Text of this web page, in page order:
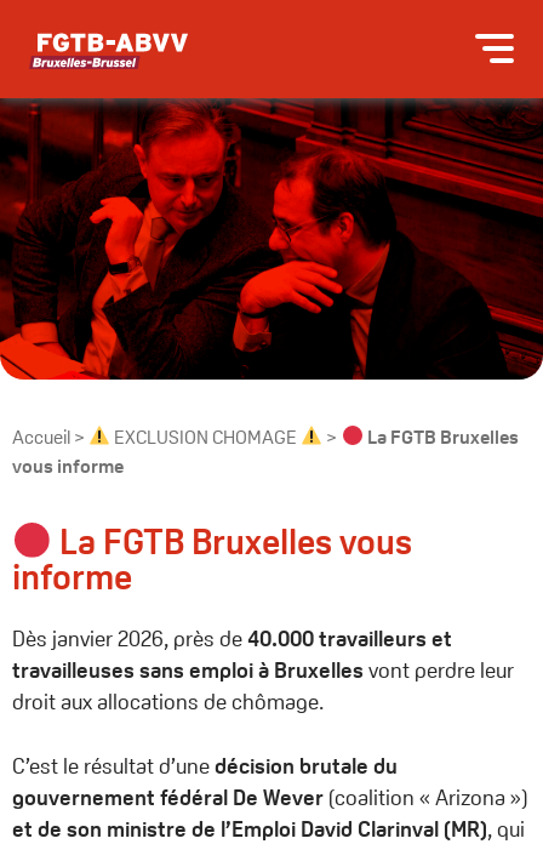
Accueil> EXCLUSION CHOMAGE >
La FGTB Bruxelles
vous informe
La FGTB Bruxelles vous
informe
Dès janvier 2026, près de40.000 travailleurs et
travailleuses sans emploi à Bruxelles vont perdre leur
droit aux allocations de chômage.
C’est le résultat d’unedécision brutale du
gouvernement fédéral De Wever (coalition « Arizona »)
et de son ministre de l’Emploi David Clarinval (MR), qui